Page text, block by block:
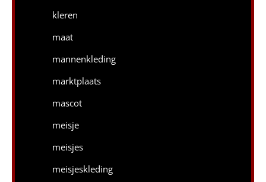
kleren
maat
mannenkleding
marktplaats
mascot
meisje
meisjes
meisjeskleding